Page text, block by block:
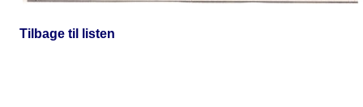
Tilbage til listen